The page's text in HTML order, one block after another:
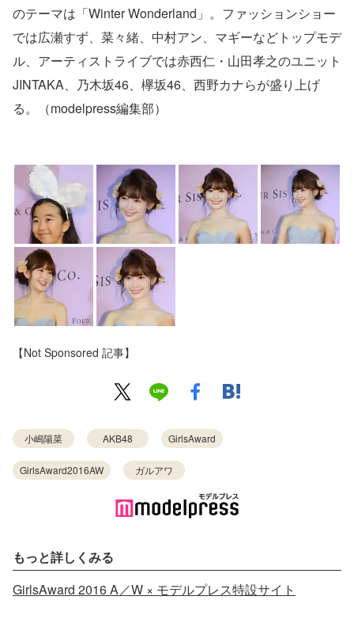
のテーマは「Winter Wonderland」。ファッションショー
では広瀬すず、菜々緒、中村アン、マギーなどトップモデ
ル、アーティストライブでは赤西仁・山田孝之のユニット
JINTAKA、乃木坂46、欅坂46、西野カナらが盛り上げ
る。（modelpress編集部）
【Not Sponsored 記事】
小嶋陽菜 AKB48 GirlsAward
GirlsAward2016AW ガルアワ
もっと詳しくみる
GirlsAward 2016 A／W × モデルプレス特設サイト